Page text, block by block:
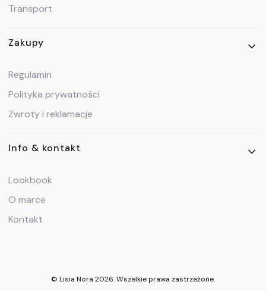
Transport
Zakupy
Regulamin
Polityka prywatności
Zwroty i reklamacje
Info & kontakt
Lookbook
O marce
Kontakt
© Lisia Nora 2026. Wszelkie prawa zastrzeżone.